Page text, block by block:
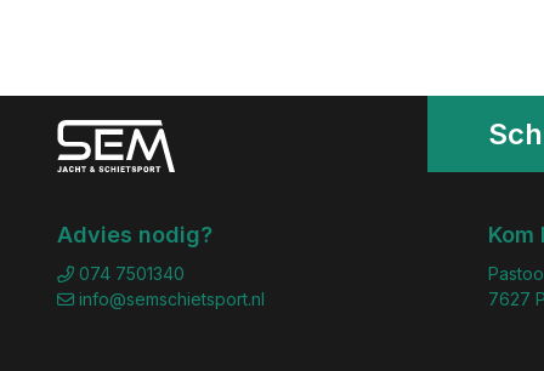
Advies nodig?
074 7501340
info@semschietsport.nl
Kom
7627